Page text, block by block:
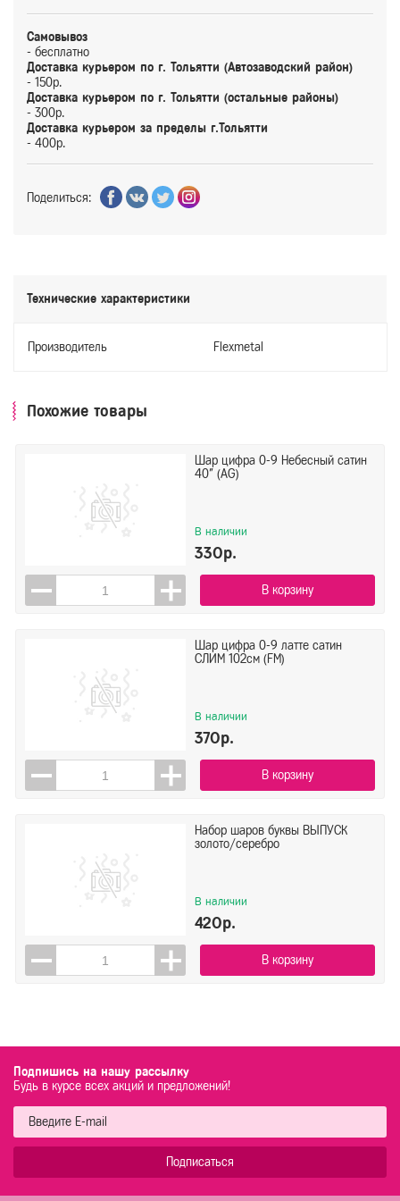
Самовывоз
- бесплатно
Доставка курьером по г. Тольятти (Автозаводский район)
- 150р.
Доставка курьером по г. Тольятти (остальные районы)
- 300р.
Доставка курьером за пределы г.Тольятти
- 400р.
Поделиться:
Технические характеристики
Производитель Flexmetal
Похожие товары
Шар цифра 0-9 Небесный сатин
40" (AG)
В наличии
330р.
В корзину
Шар цифра 0-9 латте сатин
СЛИМ 102см (FM)
В наличии
370р.
В корзину
Набор шаров буквы ВЫПУСК
золото/серебро
В наличии
420р.
В корзину
Подпишись на нашу рассылку
Будь в курсе всех акций и предложений!
Подписаться